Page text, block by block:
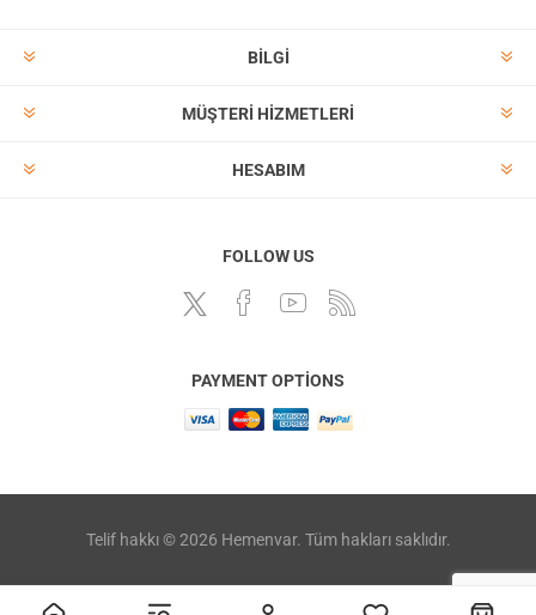
BILGI
MÜŞTERI HIZMETLERI
HESABIM
FOLLOW US
PAYMENT OPTIONS
Telif hakkı © 2026 Hemenvar. Tüm hakları saklıdır.